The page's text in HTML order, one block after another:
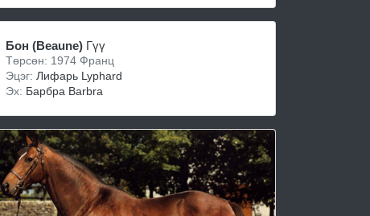
Бон (Beaune) Гүү
Төрсөн: 1974 Франц
Эцэг: Лифарь Lyphard
Эх: Барбра Barbra